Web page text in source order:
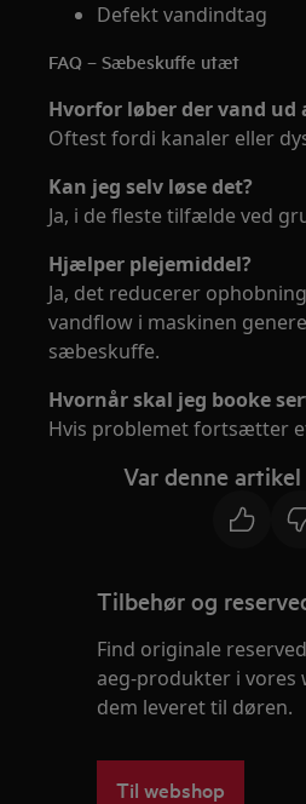
Defekt vandindtag
FAQ – Sæbeskuffe utæt
Hvorfor løber der vand ud
Oftest fordi kanaler eller
Kan jeg selv løse det?
Ja, i de fleste tilfælde ved
Hjælper plejemiddel?
Ja, det reducerer
vandflow i maskinen
sæbeskuffe.
Hvornår skal jeg booke
Hvis problemet fortsætter
Var denne
Tilbehør og
Find originale
aeg-produkter i vores
dem leveret til døren.
Til webshop